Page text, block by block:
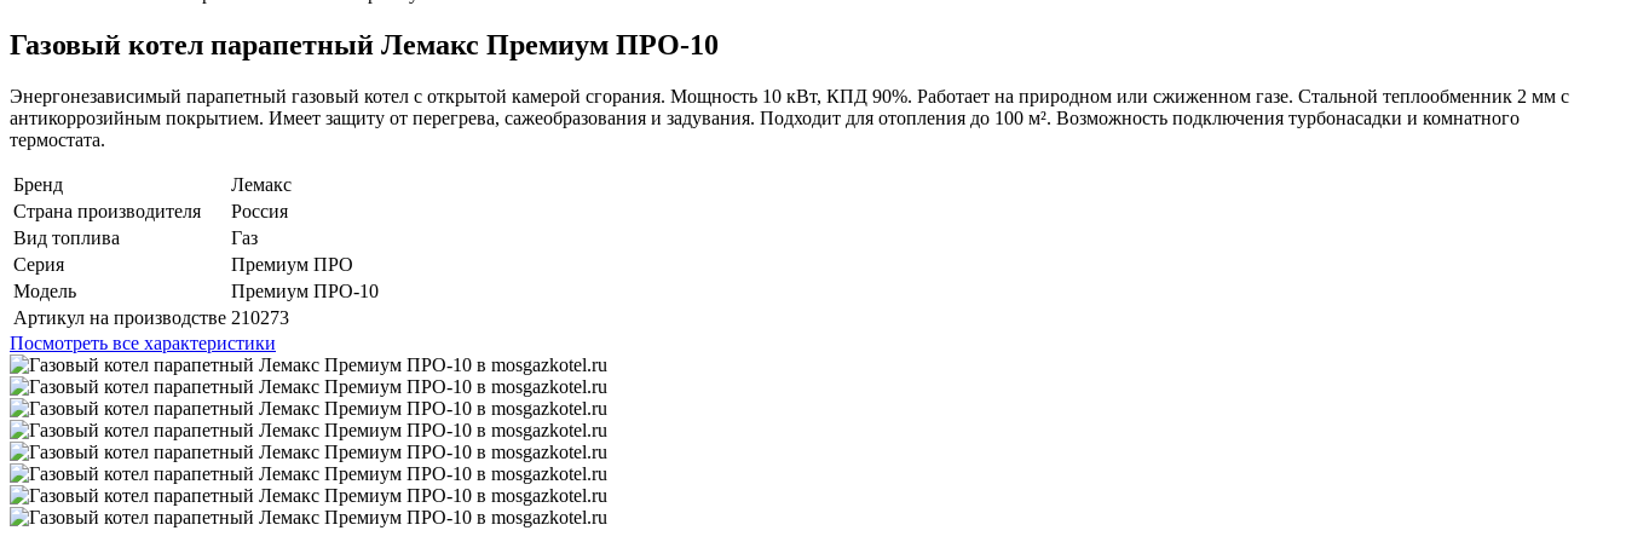
Газовый котел парапетный Лемакс Премиум ПРО-10
Энергонезависимый парапетный газовый котел с открытой камерой сгорания. Мощность 10 кВт, КПД 90%. Работает на природном или сжиженном газе. Стальной теплообменник 2 мм с
антикоррозийным покрытием. Имеет защиту от перегрева, сажеобразования и задувания. Подходит для отопления до 100 м². Возможность подключения турбонасадки и комнатного
термостата.
Бренд
Лемакс
Страна производителя
Россия
Вид топлива
Газ
Серия
Премиум ПРО
Модель
Премиум ПРО-10
Артикул на производстве 210273
Посмотреть все характеристики